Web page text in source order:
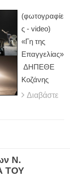
(φωτογραφίε
ς - video)
«Γη της
Επαγγελίας»
ΔΗΠΕΘΕ
Κοζάνης
Διαβάστε
Ν.
ΤΟΥ